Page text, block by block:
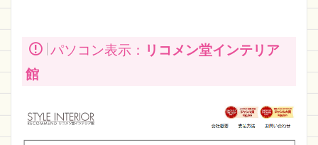
パソコン表示： リコメン堂インテリア
館